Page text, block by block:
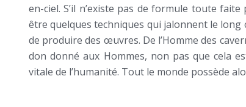
en-ciel. S’il n’existe pas de formule toute
être quelques techniques qui jalonnent le long
de produire des œuvres. De l’Homme des
don donné aux Hommes, non pas que cela
vitale de l’humanité. Tout le monde possède